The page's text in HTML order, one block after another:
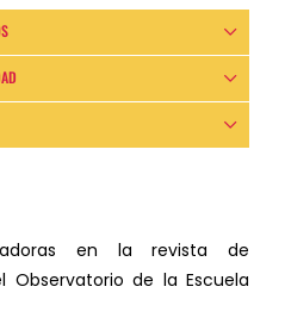
en la revista de
Observatorio de la Escuela